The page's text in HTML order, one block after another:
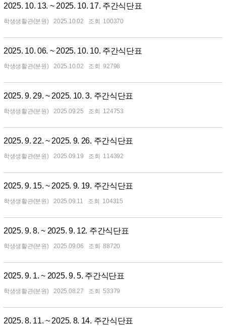
2025. 10. 13. ~ 2025. 10. 17. 주간식단표
학생생활관(분원) 2025.10.02 100370
2025. 10. 06. ~ 2025. 10. 10. 주간식단표
학생생활관(분원) 2025.10.02 92798
2025. 9. 29. ~ 2025. 10. 3. 주간식단표
학생생활관(분원) 2025.09.25 124753
2025. 9. 22. ~ 2025. 9. 26. 주간식단표
학생생활관(분원) 2025.09.19 114392
2025. 9. 15. ~ 2025. 9. 19. 주간식단표
학생생활관(분원) 2025.09.11 104315
2025. 9. 8. ~ 2025. 9. 12. 주간식단표
학생생활관(분원) 2025.09.06 88720
2025. 9. 1. ~ 2025. 9. 5. 주간식단표
학생생활관(분원) 2025.08.27 53379
2025. 8. 11. ~ 2025. 8. 14. 주간식단표